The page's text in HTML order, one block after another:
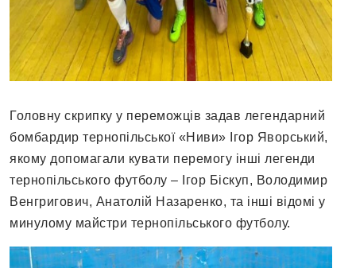
Головну скрипку у переможців задав легендарний
бомбардир тернопільської «Ниви» Ігор Яворський,
якому допомагали кувати перемогу інші легенди
тернопільського футболу – Ігор Біскуп, Володимир
Венгригович, Анатолій Назаренко, та інші відомі у
минулому майстри тернопільського футболу.